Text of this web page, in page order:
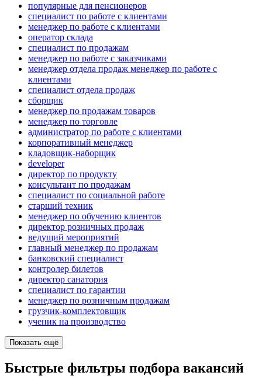
популярные для пенсионеров
специалист по работе с клиентами
менеджер по работе с клиентами
оператор склада
специалист по продажам
менеджер по работе с заказчиками
менеджер отдела продаж менеджер по работе с
клиентами
специалист отдела продаж
сборщик
менеджер по продажам товаров
менеджер по торговле
администратор по работе с клиентами
корпоративный менеджер
кладовщик-наборщик
developer
директор по продукту
консультант по продажам
специалист по социальной работе
старший техник
менеджер по обучению клиентов
директор розничных продаж
ведущий мероприятий
главный менеджер по продажам
банковский специалист
контролер билетов
директор санатория
специалист по гарантии
менеджер по розничным продажам
грузчик-комплектовщик
ученик на производство
Показать ещё
Быстрые фильтры подбора вакансий